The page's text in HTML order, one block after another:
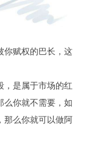
你赋权的巴长，这
，是属于市场的红
么你就不需要，如
那么你就可以做阿